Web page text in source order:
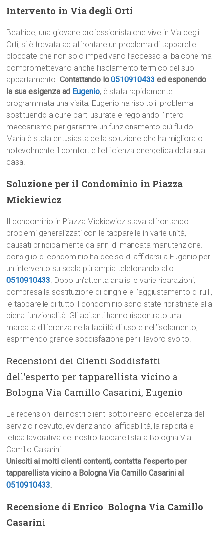
Intervento in Via degli Orti
Beatrice, una giovane professionista che vive in Via degli
Orti, si è trovata ad affrontare un problema di tapparelle
bloccate che non solo impedivano l’accesso al balcone ma
compromettevano anche l’isolamento termico del suo
appartamento.Contattando lo0510910433 ed esponendo
la sua esigenza ad Eugenio, è stata rapidamente
programmata una visita. Eugenio ha risolto il problema
sostituendo alcune parti usurate e regolando l’intero
meccanismo per garantire un funzionamento più fluido.
Maria è stata entusiasta della soluzione che ha migliorato
notevolmente il comfort e l’efficienza energetica della sua
casa.
Soluzione per il Condominio in Piazza
Mickiewicz
Il condominio in Piazza Mickiewicz stava affrontando
problemi generalizzati con le tapparelle in varie unità,
causati principalmente da anni di mancata manutenzione. Il
consiglio di condominio ha deciso di affidarsi a Eugenio per
un intervento su scala più ampia telefonando allo
0510910433. Dopo un’attenta analisi e varie riparazioni,
compresa la sostituzione di cinghie e l’aggiustamento di rulli,
le tapparelle di tutto il condominio sono state ripristinate alla
piena funzionalità. Gli abitanti hanno riscontrato una
marcata differenza nella facilità di uso e nell’isolamento,
esprimendo grande soddisfazione per il lavoro svolto.
Recensioni dei Clienti Soddisfatti
dell’esperto per tapparellista vicino a
Bologna Via Camillo Casarini, Eugenio
Le recensioni dei nostri clienti sottolineano leccellenza del
servizio ricevuto, evidenziando laffidabilità, la rapidità e
letica lavorativa del nostro tapparellista a Bologna Via
Camillo Casarini.
Unisciti ai molti clienti contenti, contatta l’esperto per
tapparellista vicino a Bologna Via Camillo Casarini al
0510910433.
Recensione di Enrico  Bologna Via Camillo
Casarini